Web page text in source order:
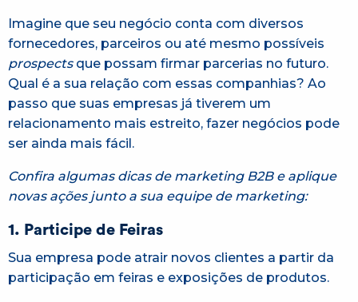
Imagine que seu negócio conta com diversos
fornecedores, parceiros ou até mesmo possíveis
prospectsque possam firmar parcerias no futuro.
Qual é a sua relação com essas companhias? Ao
passo que suas empresas já tiverem um
relacionamento mais estreito, fazer negócios pode
ser ainda mais fácil.
Confira algumas dicas de marketing B2B e aplique
novas ações junto a sua equipe de marketing:
1. Participe de Feiras
Sua empresa pode atrair novos clientes a partir da
participação em feiras e exposições de produtos.